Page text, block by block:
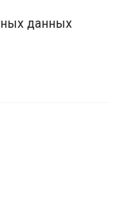
данных